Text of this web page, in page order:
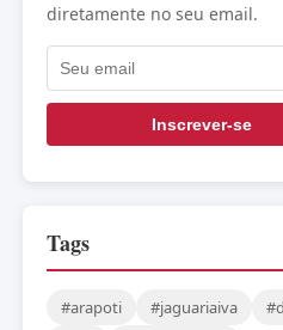
diretamente no seu email.
Inscrever-se
Tags
#arapoti #jaguariaiva